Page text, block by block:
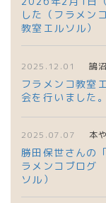
した（フラメン
教室エルソル）
2025.12.01 鵠
フラメンコ教室
会を行いました。
2025.07.07 本
勝田保世さんの
ラメンコブログ
ソル）